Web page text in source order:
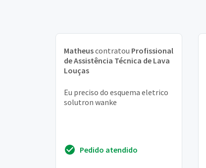
Matheuscontratou Profissional
de Assistência Técnica de Lava
Louças
Eu preciso do esquema eletrico
solutron wanke
Pedido atendido